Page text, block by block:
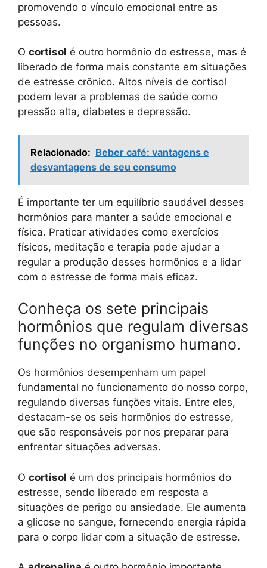
promovendo o vínculo emocional entre as
pessoas.
O cortisol é outro hormônio do estresse, mas é
liberado de forma mais constante em situações
de estresse crônico. Altos níveis de cortisol
podem levar a problemas de saúde como
pressão alta, diabetes e depressão.
Relacionado: Beber café: vantagens e
desvantagens de seu consumo
É importante ter um equilíbrio saudável desses
hormônios para manter a saúde emocional e
física. Praticar atividades como exercícios
físicos, meditação e terapia pode ajudar a
regular a produção desses hormônios e a lidar
com o estresse de forma mais eficaz.
Conheça os sete principais
hormônios que regulam diversas
funções no organismo humano.
Os hormônios desempenham um papel
fundamental no funcionamento do nosso corpo,
regulando diversas funções vitais. Entre eles,
destacam-se os seis hormônios do estresse,
que são responsáveis por nos preparar para
enfrentar situações adversas.
O cortisol é um dos principais hormônios do
estresse, sendo liberado em resposta a
situações de perigo ou ansiedade. Ele aumenta
a glicose no sangue, fornecendo energia rápida
para o corpo lidar com a situação de estresse.